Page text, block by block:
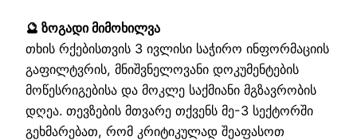
🔮 ზოგადი მიმოხილვა
თხის რქებისთვის 3 ივლისი საჭირო ინფორმაციის
გაფილტვრის, მნიშვნელოვანი დოკუმენტების
მოწესრიგებისა და მოკლე საქმიანი მგზავრობის
დღეა. თევზების მთვარე თქვენს მე-3 სექტორში
გეხმარებათ, რომ კრიტიკულად შეაფასოთ